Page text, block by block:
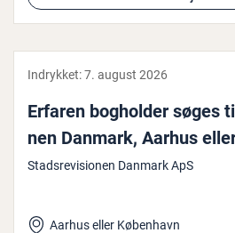
Indrykket:7. august 2026
Erfaren bogholder søges
nen Danmark, Aarhus
Stadsrevisionen Danmark ApS
Aarhus eller København